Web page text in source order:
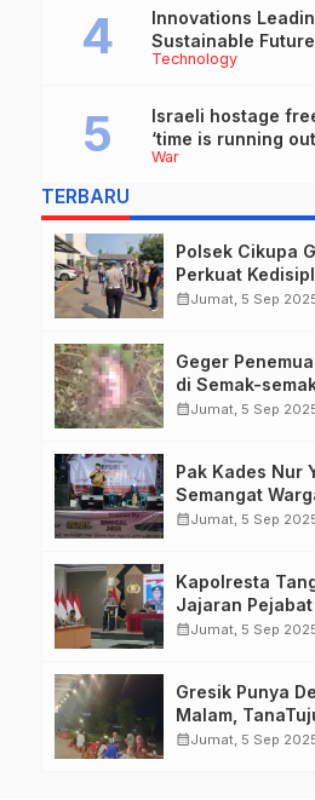
Technology
Innovations
Sustainable Future
War
Israeli hostage
‘time is running
she describes
TERBARU
Polsek Cikupa
Perkuat
calendar_monthJumat, 5 Sep
Geger
di Semak-
calendar_monthJumat, 5 Sep
Pak Kades Nur
Semangat
Peringatan HUT
calendar_monthJumat, 5 Sep
Kapolresta
Jajaran Pejabat
Kapolsek untuk
calendar_monthJumat, 5 Sep
Gresik Punya
Malam,
Makanan
calendar_monthJumat, 5 Sep